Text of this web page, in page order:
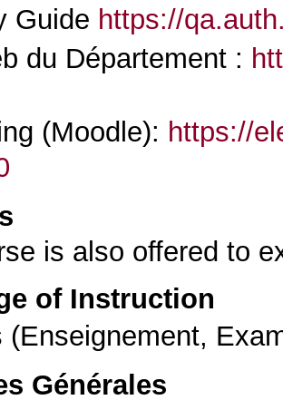
Guide https://
du Département :
(Moodle): https://
is also offered to
of Instruction
(Enseignement,
Générales